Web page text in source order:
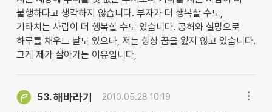
불행하다고 생각하지 않습니다. 부자가 더 행복할 수도,
기타치는 사람이 더 행복할 수도 있습니다. 공허와 실망으로
하루를 채우느 날도 있으나, 저는 항상 꿈을 잃지 않고 있습니다.
그게 제가 살아가는 이유입니다,
53.해바라기 2010.05.28 10:19